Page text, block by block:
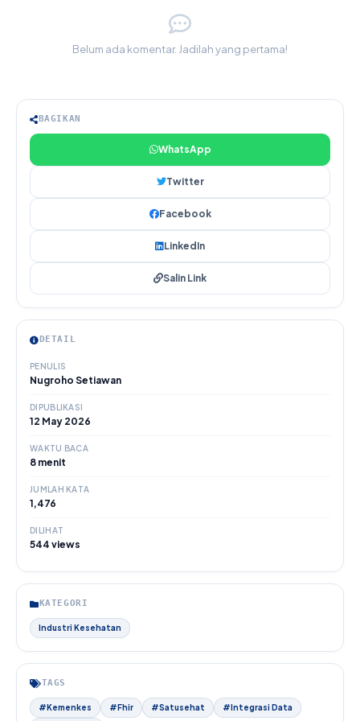
Belum ada komentar. Jadilah yang pertama!
BAGIKAN
WhatsApp
Twitter
Facebook
LinkedIn
Salin Link
DETAIL
PENULIS
Nugroho Setiawan
DIPUBLIKASI
12 May 2026
WAKTU BACA
8 menit
JUMLAH KATA
1,476
DILIHAT
544 views
KATEGORI
Industri Kesehatan
TAGS
#Kemenkes #Fhir #Satusehat #Integrasi Data